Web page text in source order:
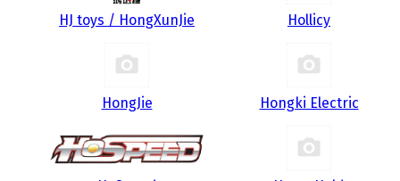
HJ toys / HongXunJie Hollicy
HongJie Hongki Electric